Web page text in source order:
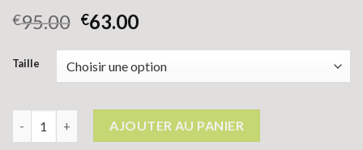
€95.00 €63.00
Taille
quantité de doudoune sans manche noir homme
AJOUTER AU PANIER